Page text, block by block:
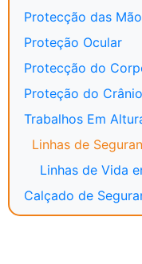
Protecção das
Proteção Ocular
Protecção do
Proteção do Crânio
Trabalhos Em
Linhas de
Linhas de Vida
Calçado de